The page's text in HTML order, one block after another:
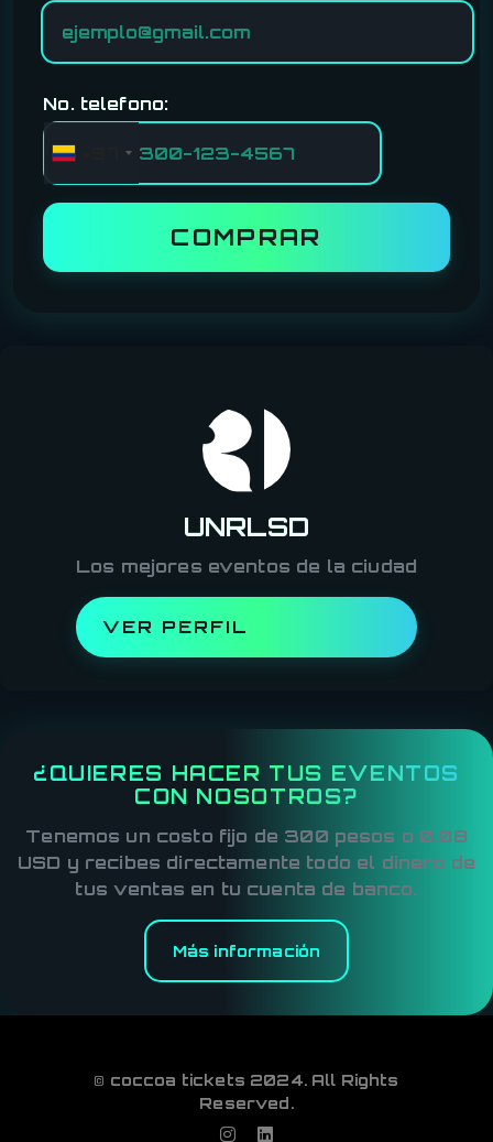
No. telefono:
COMPRAR
UNRLSD
Los mejores eventos de la ciudad
VER PERFIL
¿QUIERES HACER TUS EVENTOS
CON NOSOTROS?
Tenemos un costo fijo de 300 pesos o 0.08
USD y recibes directamente todo el dinero de
tus ventas en tu cuenta de banco.
Más información
© coccoa tickets 2024. All Rights
Reserved.